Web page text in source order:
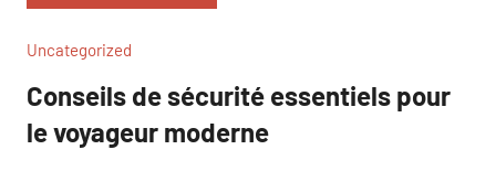
Uncategorized
Conseils de sécurité essentiels pour
le voyageur moderne